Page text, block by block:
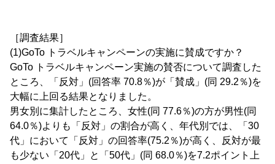
［調査結果］
(1)GoTo トラベルキャンペーンの実施に賛成ですか？
GoTo トラベルキャンペーン実施の賛否について調査した
ところ、「反対」(回答率 70.8％)が「賛成」(同 29.2％)を
大幅に上回る結果となりました。
男女別に集計したところ、女性(同 77.6％)の方が男性(同
64.0％)よりも「反対」の割合が高く、年代別では、「30
代」において「反対」の回答率(75.2％)が高く、反対が最
も少ない「20代」と「50代」(同 68.0％)を7.2ポイント上